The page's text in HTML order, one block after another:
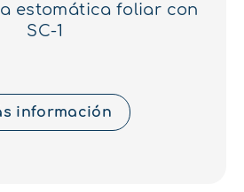
estomática foliar con
SC-1
información